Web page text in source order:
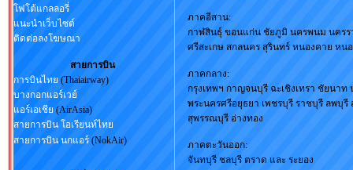
โฟโต้แกลลอรี่
แนะนำเว็บไซต์
ติดต่อลงโฆษณา
สายการบิน
การบินไทย (Thaiairway)
บางกอกแอร์เวย์
แอร์เอเชีย (AirAsia)
สายการบิน โอเรียนท์ไทย
สายการบิน นกแอร์(NokAir)
ภาคอีสาน:
กาฬสินธุ์ ขอนแก่น ชัยภูมิ นครพนม นครร
ศรีสะเกษ สกลนคร สุรินทร์ หนองคาย ห
ภาคกลาง:
กรุงเทพฯ กาญจนบุรี ฉะเชิงเทรา ชัยน
พระนครศรีอยุธยา เพชรบุรี ราชบุรี ลพบุ
สุพรรณบุรี อ่างทอง
ภาคตะวันออก:
จันทบุรี ชลบุรี ตราด และ ระยอง